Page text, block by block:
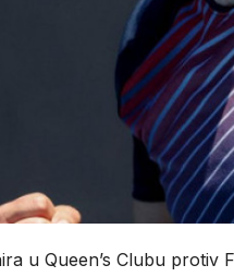
u Queen’s Clubu protiv